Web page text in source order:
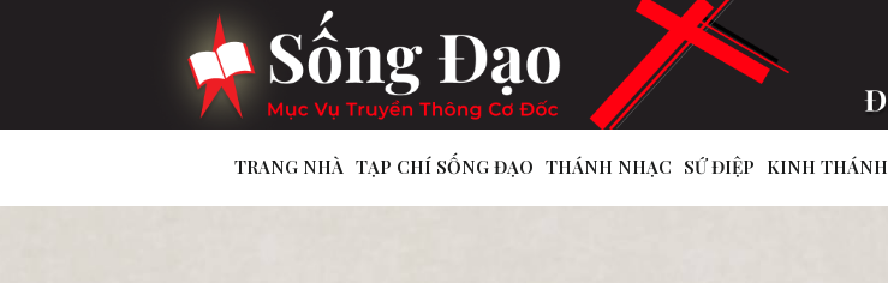
TRANG NHÀ TẠP CHÍ SỐNG ĐẠO THÁNH NHẠC SỨ ĐIỆP KINH THÁNH